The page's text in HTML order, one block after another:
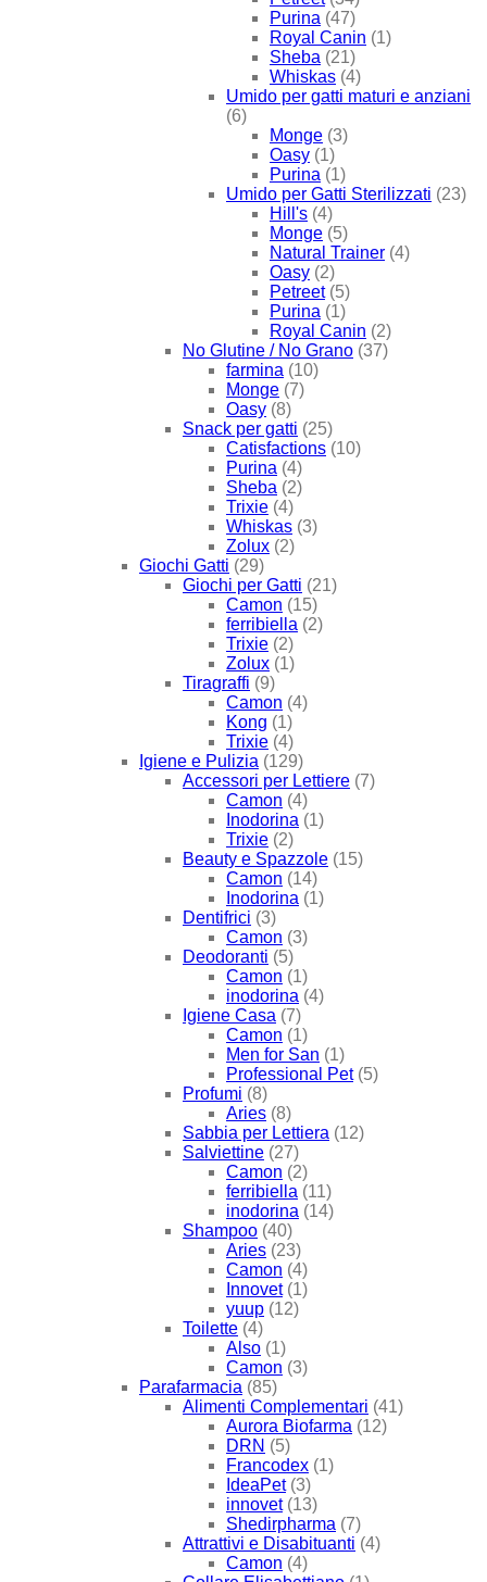
Purina (47)
Royal Canin (1)
Sheba (21)
Whiskas (4)
Umido per gatti maturi e anziani
(6)
Monge (3)
Oasy (1)
Purina (1)
Umido per Gatti Sterilizzati (23)
Hill's (4)
Monge (5)
Natural Trainer (4)
Oasy (2)
Petreet (5)
Purina (1)
Royal Canin (2)
No Glutine / No Grano (37)
farmina (10)
Monge (7)
Oasy (8)
Snack per gatti (25)
Catisfactions (10)
Purina (4)
Sheba (2)
Trixie (4)
Whiskas (3)
Zolux (2)
Giochi Gatti (29)
Giochi per Gatti (21)
Camon (15)
ferribiella (2)
Trixie (2)
Zolux (1)
Tiragraffi (9)
Camon (4)
Kong (1)
Trixie (4)
Igiene e Pulizia (129)
Accessori per Lettiere (7)
Camon (4)
Inodorina (1)
Trixie (2)
Beauty e Spazzole (15)
Camon (14)
Inodorina (1)
Dentifrici (3)
Camon (3)
Deodoranti (5)
Camon (1)
inodorina (4)
Igiene Casa (7)
Camon (1)
Men for San (1)
Professional Pet (5)
Profumi (8)
Aries (8)
Sabbia per Lettiera (12)
Salviettine (27)
Camon (2)
ferribiella (11)
inodorina (14)
Shampoo (40)
Aries (23)
Camon (4)
Innovet (1)
yuup (12)
Toilette (4)
Also (1)
Camon (3)
Parafarmacia (85)
Alimenti Complementari (41)
Aurora Biofarma (12)
DRN (5)
Francodex (1)
IdeaPet (3)
innovet (13)
Shedirpharma (7)
Attrattivi e Disabituanti (4)
Camon (4)